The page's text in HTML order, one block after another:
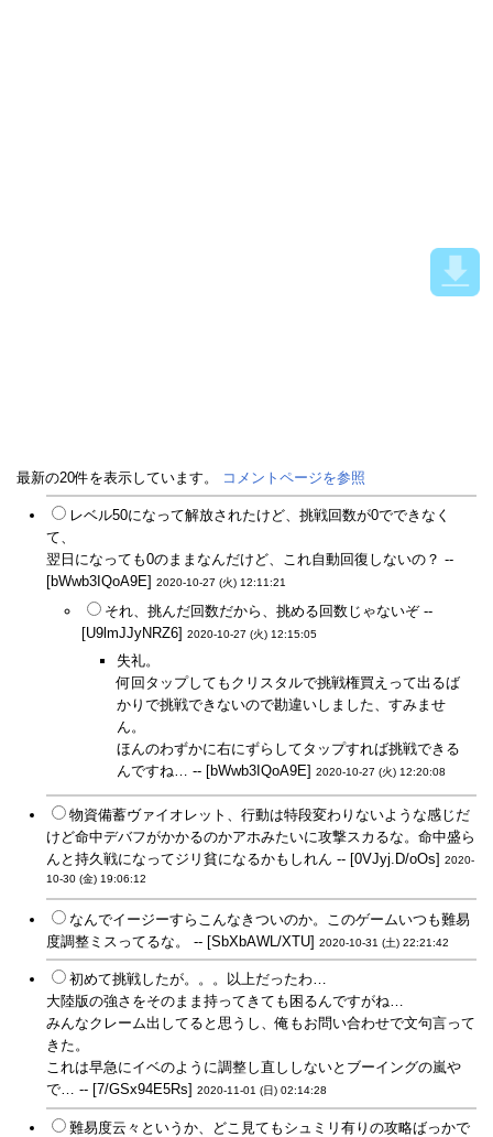
最新の20件を表示しています。 コメントページを参照
レベル50になって解放されたけど、挑戦回数が0でできなく
て、
翌日になっても0のままなんだけど、これ自動回復しないの？ --
[bWwb3IQoA9E] 2020-10-27 (火) 12:11:21
それ、挑んだ回数だから、挑める回数じゃないぞ --
[U9lmJJyNRZ6] 2020-10-27 (火) 12:15:05
失礼。
何回タップしてもクリスタルで挑戦権買えって出るば
かりで挑戦できないので勘違いしました、すみませ
ん。
ほんのわずかに右にずらしてタップすれば挑戦できる
んですね… -- [bWwb3IQoA9E] 2020-10-27 (火) 12:20:08
物資備蓄ヴァイオレット、行動は特段変わりないような感じだ
けど命中デバフがかかるのかアホみたいに攻撃スカるな。命中盛ら
んと持久戦になってジリ貧になるかもしれん -- [0VJyj.D/oOs] 2020-
10-30 (金) 19:06:12
なんでイージーすらこんなきついのか。このゲームいつも難易
度調整ミスってるな。 -- [SbXbAWL/XTU] 2020-10-31 (土) 22:21:42
初めて挑戦したが。。。以上だったわ…
大陸版の強さをそのまま持ってきても困るんですがね…
みんなクレーム出してると思うし、俺もお問い合わせで文句言って
きた。
これは早急にイベのように調整し直ししないとブーイングの嵐や
で… -- [7/GSx94E5Rs] 2020-11-01 (日) 02:14:28
難易度云々というか、どこ見てもシュミリ有りの攻略ばっかで